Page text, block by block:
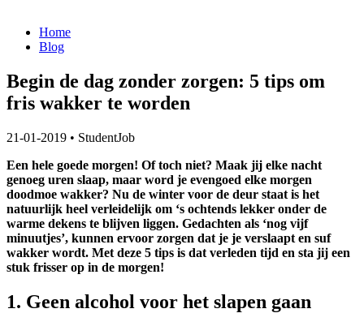
Home
Blog
Begin de dag zonder zorgen: 5 tips om
fris wakker te worden
21-01-2019 • StudentJob
Een hele goede morgen! Of toch niet? Maak jij elke nacht
genoeg uren slaap, maar word je evengoed elke morgen
doodmoe wakker? Nu de winter voor de deur staat is het
natuurlijk heel verleidelijk om ‘s ochtends lekker onder de
warme dekens te blijven liggen. Gedachten als ‘nog vijf
minuutjes’, kunnen ervoor zorgen dat je je verslaapt en suf
wakker wordt. Met deze 5 tips is dat verleden tijd en sta jij een
stuk frisser op in de morgen!
1. Geen alcohol voor het slapen gaan